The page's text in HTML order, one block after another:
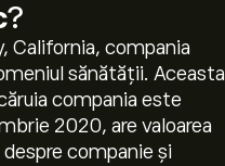
?
California, compania
sănătății. Aceasta
compania este
2020, are valoarea
companie și